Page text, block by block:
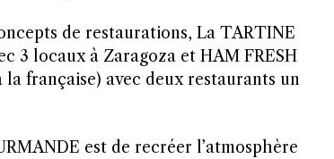
de restaurations, La TARTINE
3 locaux à Zaragoza et HAM FRESH
la française) avec deux restaurants un
est de recréer l’atmosphère